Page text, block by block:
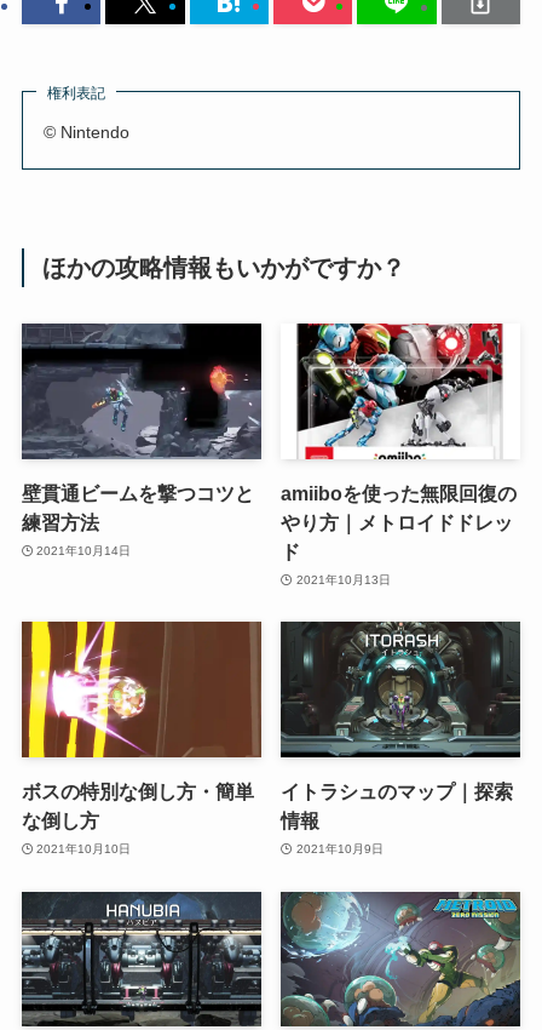
権利表記
© Nintendo
ほかの攻略情報もいかがですか？
壁貫通ビームを撃つコツと
練習方法
2021年10月14日
amiiboを使った無限回復の
やり方｜メトロイドドレッ
ド
2021年10月13日
ボスの特別な倒し方・簡単
な倒し方
2021年10月10日
イトラシュのマップ｜探索
情報
2021年10月9日